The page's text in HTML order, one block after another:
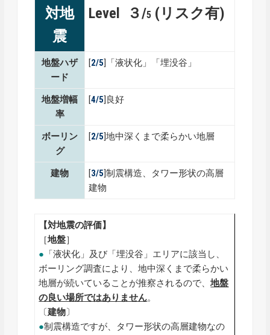
対地
震
Level ３/5 (リスク有)
地盤ハザ
ード
[2/5]「液状化」「埋没谷」
地盤増幅
率
[4/5]良好
ボーリン
グ
[2/5]地中深くまで柔らかい地層
建物 [3/5]制震構造、タワー形状の高層
建物
【対地震の評価】
［地盤］
● 「液状化」及び「埋没谷」エリアに該当し、
ボーリング調査により、地中深くまで柔らかい
地層が続いていることが推察されるので、地盤
の良い場所ではありません。
〔建物〕
●制震構造ですが、タワー形状の高層建物なの